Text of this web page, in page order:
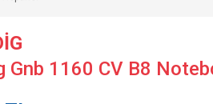
Gnb 1160 CV B8